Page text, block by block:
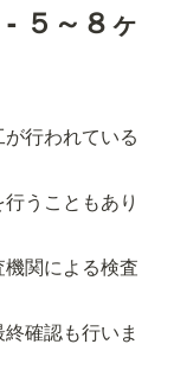
５～８ヶ
行われている
うこともあり
関による検査
確認も行いま